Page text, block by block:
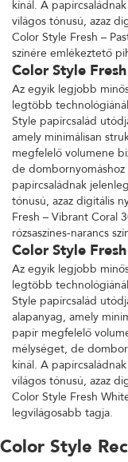
kínál. A
világos tónusú, azaz
Color Style Fresh –
színére emlékeztető
Color Style
Az egyik legjobb
legtöbb
Style papírcsalád
amely minimálisan
megfelelő volumene
de dombornyomáshoz
papírcsaládnak
tónusú, azaz digitális
Fresh – Vibrant Coral
rózsaszínes-narancs
Color Style
Az egyik legjobb
legtöbb
Style papírcsalád
alapanyag, amely
papír megfelelő
mélységet, de
kínál. A
világos tónusú, azaz
Color Style Fresh
legvilágosabb tagja.
Color Style